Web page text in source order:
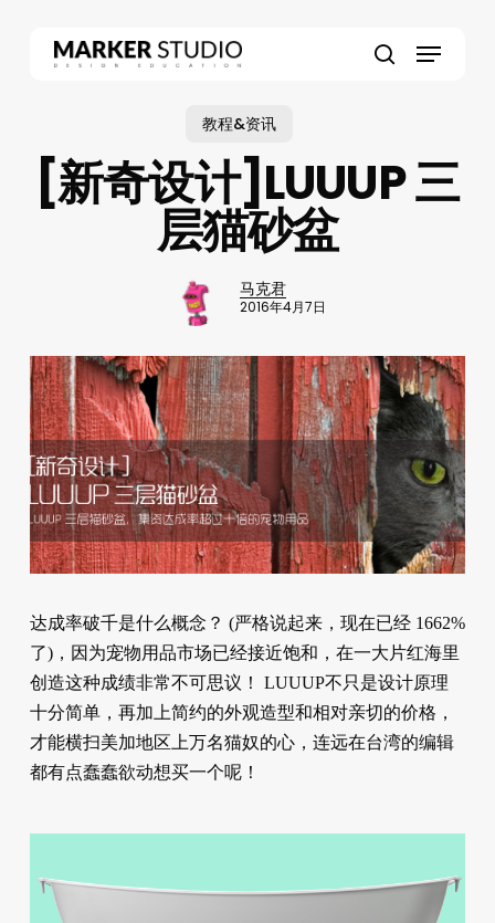
Menu
教程&资讯
[新奇设计]LUUUP 三
层猫砂盆
马克君
2016年4月7日
达成率破千是什么概念？ (严格说起来，现在已经 1662%
了)，因为宠物用品市场已经接近饱和，在一大片红海里
创造这种成绩非常不可思议！ LUUUP不只是设计原理
十分简单，再加上简约的外观造型和相对亲切的价格，
才能横扫美加地区上万名猫奴的心，连远在台湾的编辑
都有点蠢蠢欲动想买一个呢！